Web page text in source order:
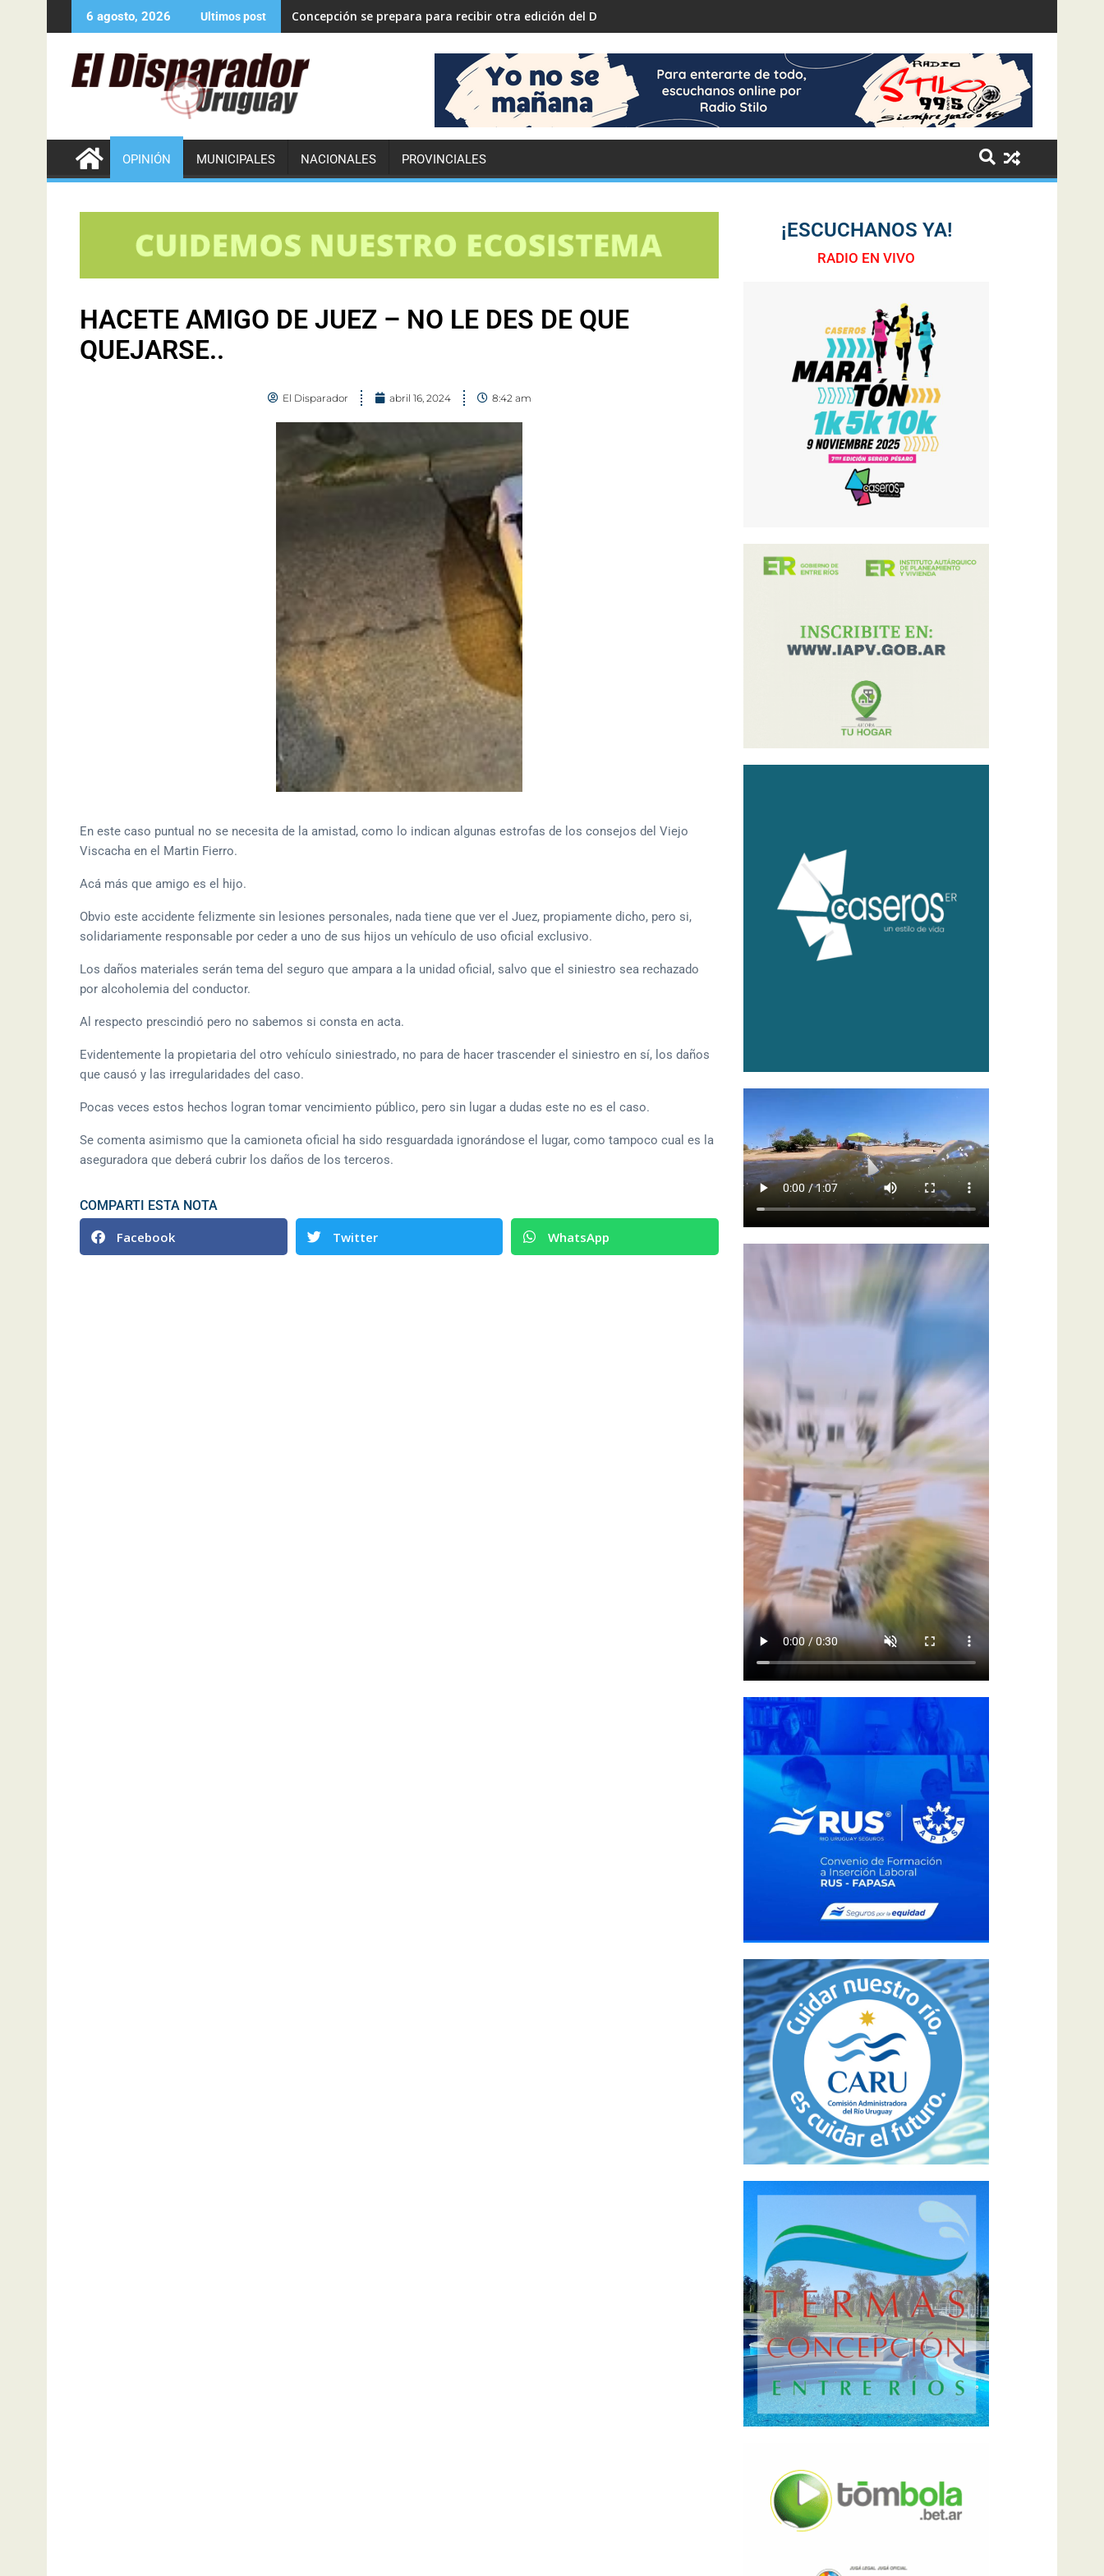
6 agosto, 2026 Ultimos post Concepción se prepara para recibir otra edición del Desafío ECO YPF
OPINIÓN MUNICIPALES NACIONALES PROVINCIALES
HACETE AMIGO DE JUEZ – NO LE DES DE QUE
QUEJARSE..
El Disparador abril 16, 2024 8:42 am
En este caso puntual no se necesita de la amistad, como lo indican algunas estrofas de los consejos del Viejo
Viscacha en el Martin Fierro.
Acá más que amigo es el hijo.
Obvio este accidente felizmente sin lesiones personales, nada tiene que ver el Juez, propiamente dicho, pero si,
solidariamente responsable por ceder a uno de sus hijos un vehículo de uso oficial exclusivo.
Los daños materiales serán tema del seguro que ampara a la unidad oficial, salvo que el siniestro sea rechazado
por alcoholemia del conductor.
Al respecto prescindió pero no sabemos si consta en acta.
Evidentemente la propietaria del otro vehículo siniestrado, no para de hacer trascender el siniestro en sí, los daños
que causó y las irregularidades del caso.
Pocas veces estos hechos logran tomar vencimiento público, pero sin lugar a dudas este no es el caso.
Se comenta asimismo que la camioneta oficial ha sido resguardada ignorándose el lugar, como tampoco cual es la
aseguradora que deberá cubrir los daños de los terceros.
COMPARTI ESTA NOTA
Facebook Twitter WhatsApp
¡ESCUCHANOS YA!
RADIO EN VIVO